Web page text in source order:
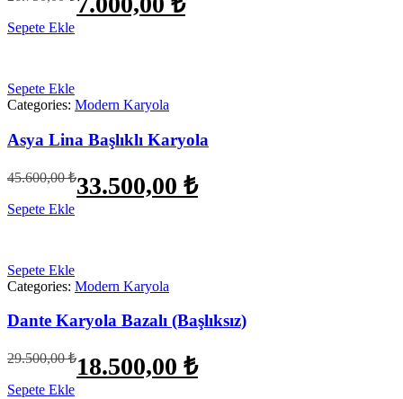
26.750,00 ₺.
fiyat:
Sepete Ekle
Sepete Ekle
Categories: Modern Karyola
Asya Lina Başlıklı Karyola
45.600,00₺
Orijinal
45.600,00 ₺.
33.500,00 ₺
Şu
fiyat:
Sepete Ekle
Sepete Ekle
Categories: Modern Karyola
Dante Karyola Bazalı (Başlıksız)
29.500,00₺
Orijinal
29.500,00 ₺.
18.500,00 ₺
Şu
fiyat:
Sepete Ekle